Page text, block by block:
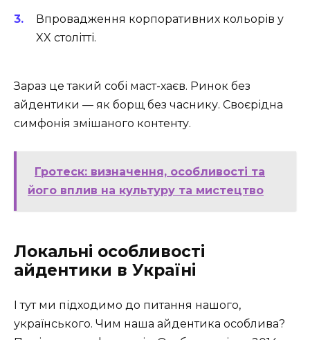
Впровадження корпоративних кольорів у
XX столітті.
Зараз це такий собі маст-хаєв. Ринок без
айдентики — як борщ без часнику. Своєрідна
симфонія змішаного контенту.
Гротеск: визначення, особливості та
його вплив на культуру та мистецтво
Локальні особливості
айдентики в Україні
І тут ми підходимо до питання нашого,
українського. Чим наша айдентика особлива?